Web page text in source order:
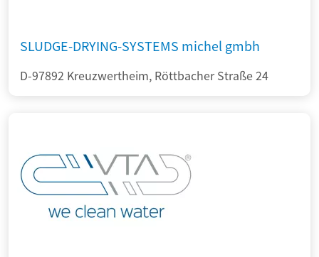
SLUDGE-DRYING-SYSTEMS michel gmbh
D-97892 Kreuzwertheim, Röttbacher Straße 24